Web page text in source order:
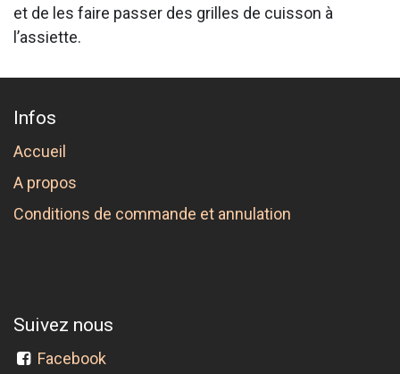
et de les faire passer des grilles de cuisson à
l’assiette.
Infos
Accueil
A propos
Conditions de commande et annulation
Suivez nous
Facebook